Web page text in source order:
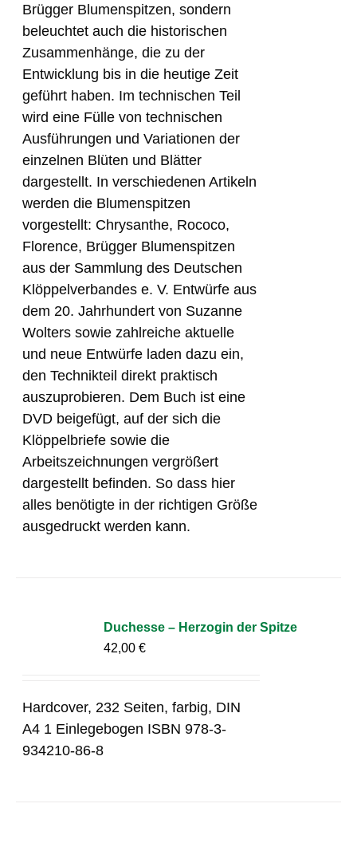
Brügger Blumenspitzen, sondern
beleuchtet auch die historischen
Zusammenhänge, die zu der
Entwicklung bis in die heutige Zeit
geführt haben. Im technischen Teil
wird eine Fülle von technischen
Ausführungen und Variationen der
einzelnen Blüten und Blätter
dargestellt. In verschiedenen Artikeln
werden die Blumenspitzen
vorgestellt: Chrysanthe, Rococo,
Florence, Brügger Blumenspitzen
aus der Sammlung des Deutschen
Klöppelverbandes e. V. Entwürfe aus
dem 20. Jahrhundert von Suzanne
Wolters sowie zahlreiche aktuelle
und neue Entwürfe laden dazu ein,
den Technikteil direkt praktisch
auszuprobieren. Dem Buch ist eine
DVD beigefügt, auf der sich die
Klöppelbriefe sowie die
Arbeitszeichnungen vergrößert
dargestellt befinden. So dass hier
alles benötigte in der richtigen Größe
ausgedruckt werden kann.
Duchesse – Herzogin der Spitze
42,00€
Hardcover, 232 Seiten, farbig, DIN
A4 1 Einlegebogen ISBN 978-3-
934210-86-8